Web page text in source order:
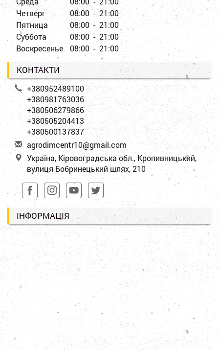
Четверг
08:00 - 21:00
Пятница
08:00 - 21:00
Суббота
08:00 - 21:00
Воскресенье
08:00 - 21:00
КОНТАКТИ
+380952489100
+380981763036
+380506279866
+380505204413
+380500137837
agrodimcentr10@gmail.com
Україна, Кіровоградська обл., Кропивницький,
вулиця Бобринецький шлях, 210
ІНФОРМАЦІЯ